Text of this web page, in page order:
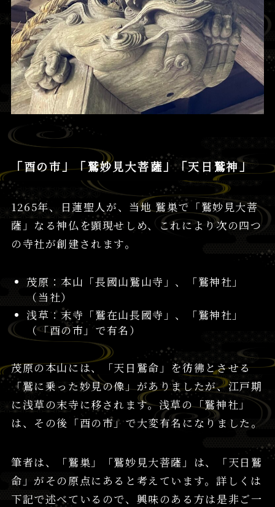
「酉の市」「鷲妙見大菩薩」「天日鷲神」
1265年、日蓮聖人が、当地 鷲巣で「鷲妙見大菩
薩」なる神仏を顕現せしめ、これにより次の四つ
の寺社が創建されます。
茂原：本山「長國山鷲山寺」、「鷲神社」
（当社）
浅草：末寺「鷲在山長國寺」、「鷲神社」
（「酉の市」で有名）
茂原の本山には、「天日鷲命」を彷彿とさせる
「鷲に乗った妙見の像」がありましたが、江戸期
に浅草の末寺に移されます。浅草の「鷲神社」
は、その後「酉の市」で大変有名になりました。
筆者は、「鷲巣」「鷲妙見大菩薩」は、「天日鷲
命」がその原点にあると考えています。詳しくは
下記で述べているので、興味のある方は是非ご一